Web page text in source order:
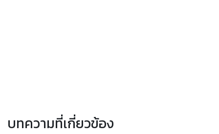
บทความที่เกี่ยวข้อง